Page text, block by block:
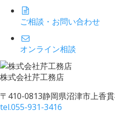
ご相談・お問い合わせ
オンライン相談
株式会社芹工務店
〒410-0813静岡県沼津市上香
tel.055-931-3416